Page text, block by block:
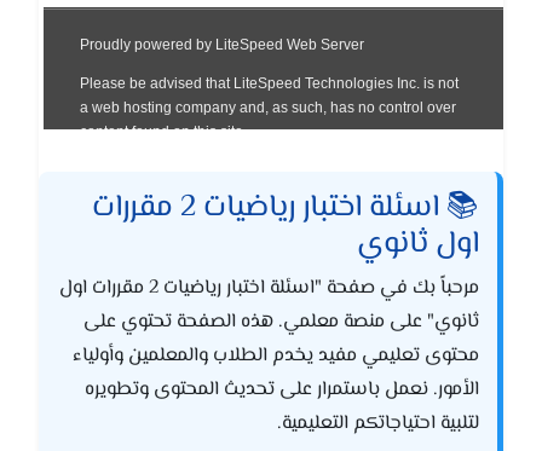
📚 اسئلة اختبار رياضيات 2 مقررات
اول ثانوي
مرحباً بك في صفحة "اسئلة اختبار رياضيات 2 مقررات اول
ثانوي" على منصة معلمي. هذه الصفحة تحتوي على
محتوى تعليمي مفيد يخدم الطلاب والمعلمين وأولياء
الأمور. نعمل باستمرار على تحديث المحتوى وتطويره
لتلبية احتياجاتكم التعليمية.